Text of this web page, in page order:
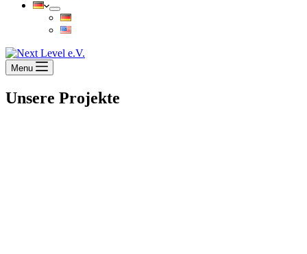
Menu
Unsere Projekte